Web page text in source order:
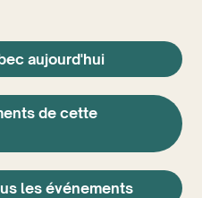
aujourd'hui
de cette
les événements